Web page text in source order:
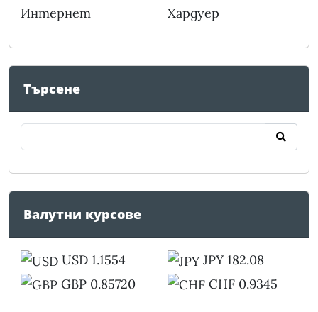
Интернет
Хардуер
Търсене
Валутни курсове
USD 1.1554
GBP 0.85720
JPY 182.08
CHF 0.9345